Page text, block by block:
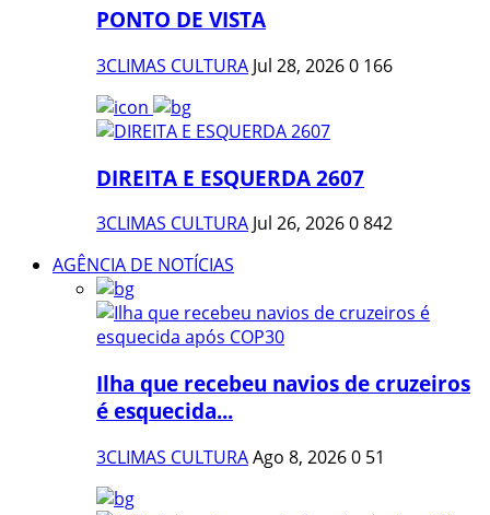
PONTO DE VISTA
3CLIMAS CULTURA Jul 28, 20260 166
DIREITA E ESQUERDA 2607
3CLIMAS CULTURA Jul 26, 20260842
AGÊNCIA DE NOTÍCIAS
Ilha que recebeu navios de cruzeiros
é esquecida...
3CLIMAS CULTURAAgo 8, 20260 51